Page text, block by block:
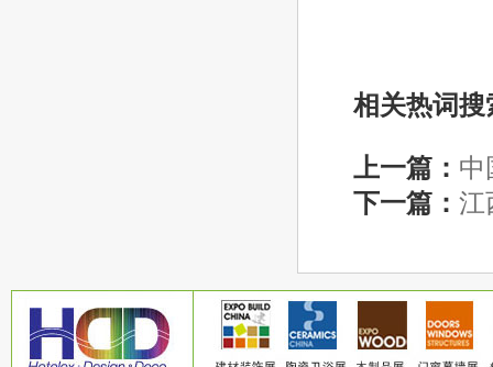
相关热词搜
上一篇： 中
下一篇： 江